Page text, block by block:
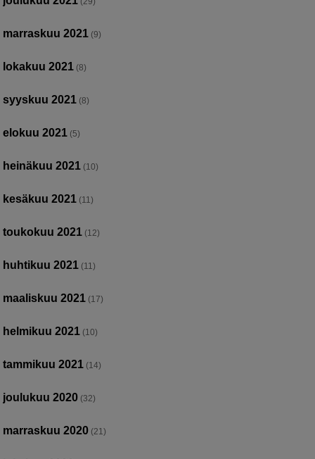
marraskuu 2021 (9)
lokakuu 2021 (8)
syyskuu 2021 (8)
elokuu 2021 (5)
heinäkuu 2021 (10)
kesäkuu 2021 (11)
toukokuu 2021 (12)
huhtikuu 2021 (11)
maaliskuu 2021 (17)
helmikuu 2021 (10)
tammikuu 2021 (14)
joulukuu 2020 (32)
marraskuu 2020 (21)